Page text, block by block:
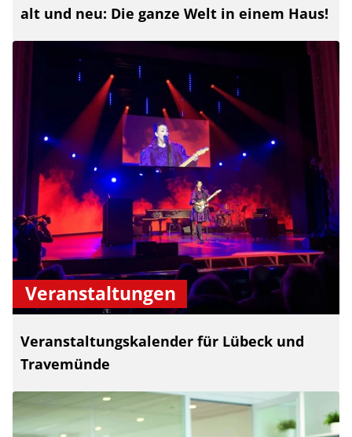
alt und neu: Die ganze Welt in einem Haus!
Veranstaltungen
Veranstaltungskalender für Lübeck und
Travemünde